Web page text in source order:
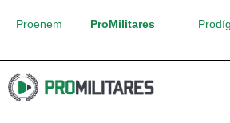
Proenem ProMilitares